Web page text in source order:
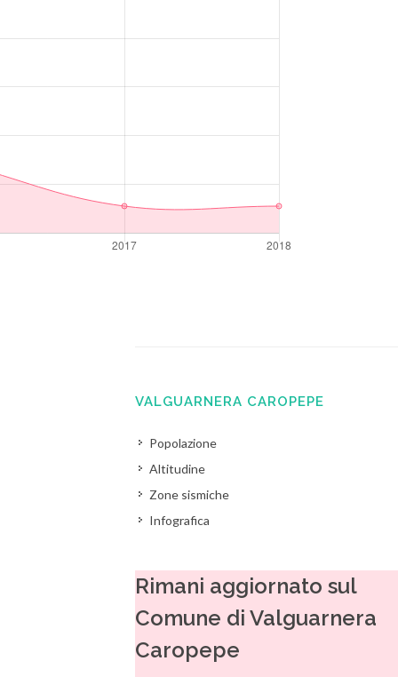
VALGUARNERA CAROPEPE
Popolazione
Altitudine
Zone sismiche
Infografica
Rimani aggiornato sul
Comune di Valguarnera
Caropepe